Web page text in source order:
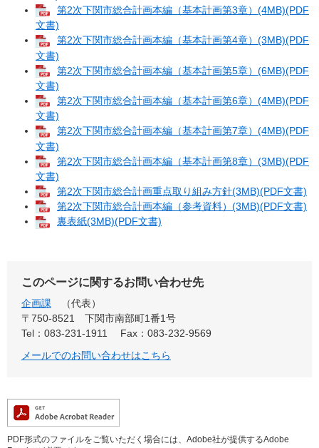
第2次下関市総合計画本編（基本計画第3章）(4MB)(PDF
文書)
第2次下関市総合計画本編（基本計画第4章）(3MB)(PDF
文書)
第2次下関市総合計画本編（基本計画第5章）(6MB)(PDF
文書)
第2次下関市総合計画本編（基本計画第6章）(4MB)(PDF
文書)
第2次下関市総合計画本編（基本計画第7章）(4MB)(PDF
文書)
第2次下関市総合計画本編（基本計画第8章）(3MB)(PDF
文書)
第2次下関市総合計画重点取り組み方針(3MB)(PDF文書)
第2次下関市総合計画本編（参考資料）(3MB)(PDF文書)
裏表紙(3MB)(PDF文書)
このページに関するお問い合わせ先
企画課
代表
〒750-8521
下関市南部町1番1号
Tel：083-231-1911
Fax：083-232-9569
メールでのお問い合わせはこちら
PDF形式のファイルをご覧いただく場合には、Adobe社が提供するAdobe